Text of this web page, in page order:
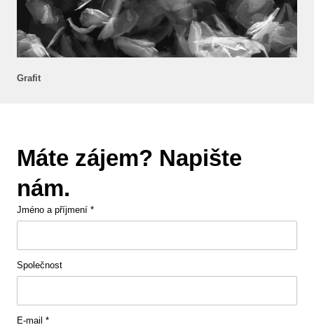
Grafit
Máte zájem? Napište
nám.
Jméno a příjmení *
Společnost
E-mail *